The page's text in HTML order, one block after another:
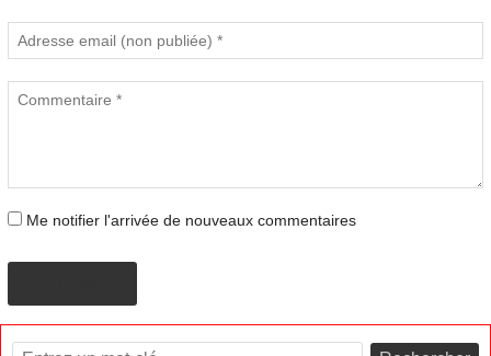
Me notifier l'arrivée de nouveaux commentaires